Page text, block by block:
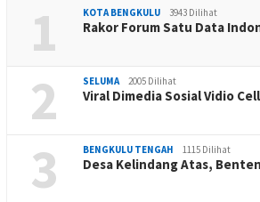
1 KOTA BENGKULU 3943 Dilihat
2 SELUMA 2005 Dilihat
3 BENGKULU TENGAH 1115 Dilihat